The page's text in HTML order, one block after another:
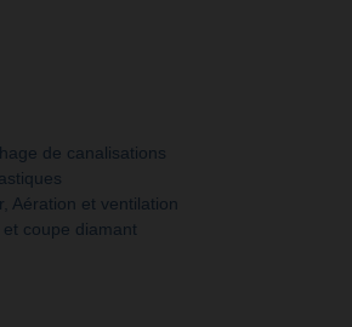
de canalisations
Aération et ventilation
coupe diamant